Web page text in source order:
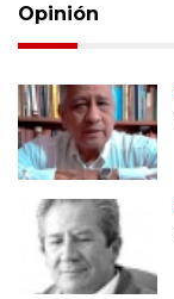
Opinión